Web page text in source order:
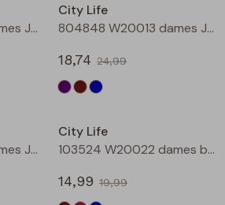
804848 W20013 dames Jurk Aubergine
City Life
804848 W20013 dames Jurk Bruin
18,74 24,99
804848 W20013 dames Jurk Petrol
City Life
103524 W20022 dames bloese km Bruin donker
14,99 19,99